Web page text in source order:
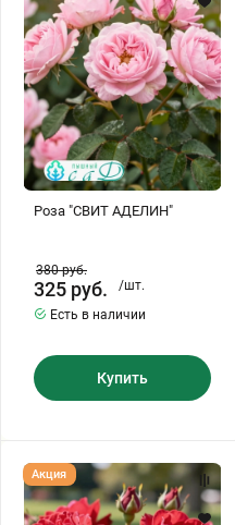
Роза "СВИТ АДЕЛИН"
380руб.
325 руб.
/шт.
Есть в наличии
Купить
Роза
"РУБАН
РУЖ"
Акция